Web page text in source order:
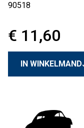
90518
€ 11,60